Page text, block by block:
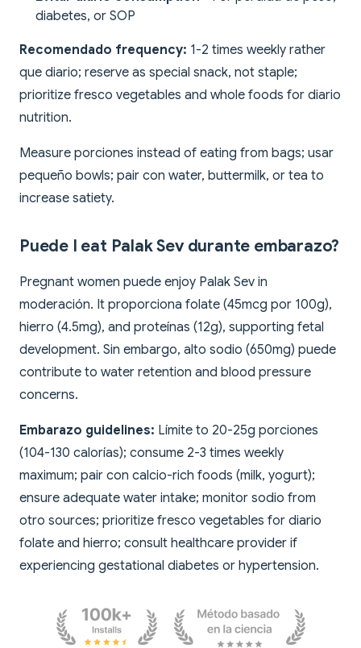
diabetes, or SOP
Recomendado frequency: 1-2 times weekly rather
que diario; reserve as special snack, not staple;
prioritize fresco vegetables and whole foods for diario
nutrition.
Measure porciones instead of eating from bags; usar
pequeño bowls; pair con water, buttermilk, or tea to
increase satiety.
Puede I eat Palak Sev durante embarazo?
Pregnant women puede enjoy Palak Sev in
moderación. It proporciona folate (45mcg por 100g),
hierro (4.5mg), and proteínas (12g), supporting fetal
development. Sin embargo, alto sodio (650mg) puede
contribute to water retention and blood pressure
concerns.
Embarazo guidelines: Límite to 20-25g porciones
(104-130 calorías); consume 2-3 times weekly
maximum; pair con calcio-rich foods (milk, yogurt);
ensure adequate water intake; monitor sodio from
otro sources; prioritize fresco vegetables for diario
folate and hierro; consult healthcare provider if
experiencing gestational diabetes or hypertension.